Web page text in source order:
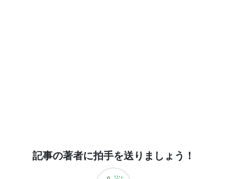
記事の著者に拍手を送りましょう！